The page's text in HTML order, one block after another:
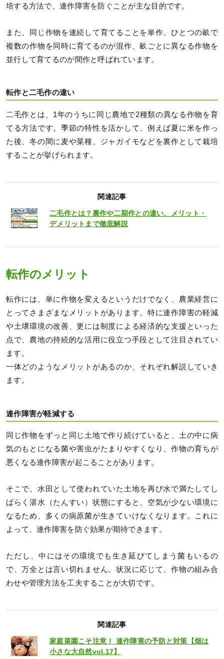
培する方法で、連作障害を防ぐことが主な目的です。
また、同じ作物を連続して育てることを単作、ひとつの畝で
複数の作物を同時に育てるのが混作、畝ごとに異なる作物を
並行して育てるのが間作と呼ばれています。
転作と二毛作の違い
二毛作とは、1年のうちに同じ農地で2種類の異なる作物を育
てる方法です。季節の特性を活かして、例えば夏に米を作っ
た後、冬の間に麦や菜種、ジャガイモなどを裏作として栽培
することが挙げられます。
関連記事
二毛作とは？裏作や二期作との違い、メリット・
デメリットまで徹底解説
転作のメリット
転作には、単に作物を変えるというだけでなく、農業経営に
とってさまざまなメリットがあります。特に連作障害の軽減
や土壌環境の改善、更には制度による経済的な支援といった
点で、農地の持続的な活用に役立つ手段として注目されてい
ます。
一体どのようなメリットがあるのか、それぞれ解説していき
ます。
連作障害が軽減する
同じ作物をずっと同じ土地で作り続けていると、土の中に病
気のもとになる菌や害虫がたまりやすくなり、作物の育ちが
悪くなる連作障害が起こることがあります。
そこで、水田として使われていた土地を再び水で満たしてし
ばらく湛水（たんすい）状態にすると、空気が少ない環境に
なるため、多くの病原菌が生きていけなくなります。これに
よって、連作障害を防ぐ効果が期待できます。
ただし、中にはその環境でも生き延びてしまう菌もいるの
で、万全とは言い切れません。状況に応じて、作物の組み合
わせや管理方法を工夫することが大切です。
関連記事
家庭菜園こそ注意！ 連作障害の予防と対策【畑は
小さな大自然vol.17】